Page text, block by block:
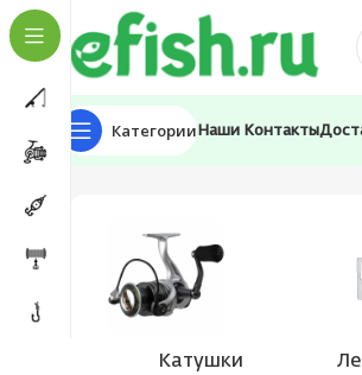
Категории Наши Контакты
Главная Товар Рабочая длина
Катушки